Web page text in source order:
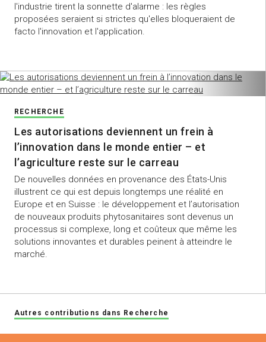
l'industrie tirent la sonnette d'alarme : les règles
proposées seraient si strictes qu'elles bloqueraient de
facto l'innovation et l'application.
RECHERCHE
Les autorisations deviennent un frein à
l’innovation dans le monde entier – et
l’agriculture reste sur le carreau
De nouvelles données en provenance des États-Unis
illustrent ce qui est depuis longtemps une réalité en
Europe et en Suisse : le développement et l’autorisation
de nouveaux produits phytosanitaires sont devenus un
processus si complexe, long et coûteux que même les
solutions innovantes et durables peinent à atteindre le
marché.
Autres contributions dans Recherche